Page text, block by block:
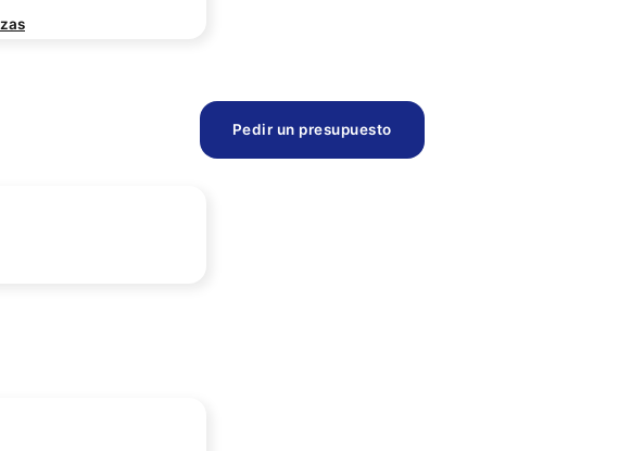
Pedir un presupuesto